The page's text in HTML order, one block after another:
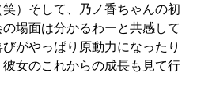
）そして、乃ノ香ちゃんの初
場面は分かるわーと共感して
がやっぱり原動力になったり
女のこれからの成長も見て行